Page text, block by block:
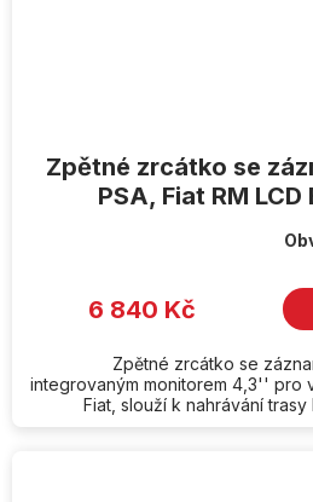
Zpětné zrcátko se
PSA, Fiat RM LCD
6 840 Kč
Zpětné zrcátko se
integrovaným monitorem 4,3'' pro
Fiat, slouží k nahrávání trasy